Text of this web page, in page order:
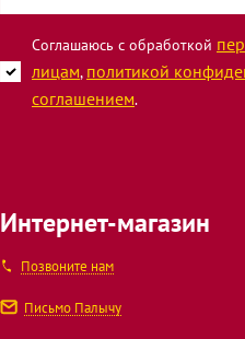
Соглашаюсь с обработкой
лицам, политикой
соглашением.
Интернет-магазин
Позвоните нам
Письмо Палычу